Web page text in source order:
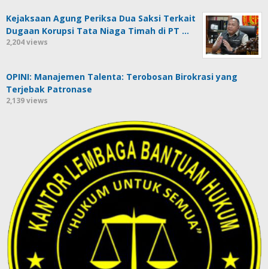
Kejaksaan Agung Periksa Dua Saksi Terkait
Dugaan Korupsi Tata Niaga Timah di PT …
2,204 views
OPINI: Manajemen Talenta: Terobosan Birokrasi yang
Terjebak Patronase
2,139 views